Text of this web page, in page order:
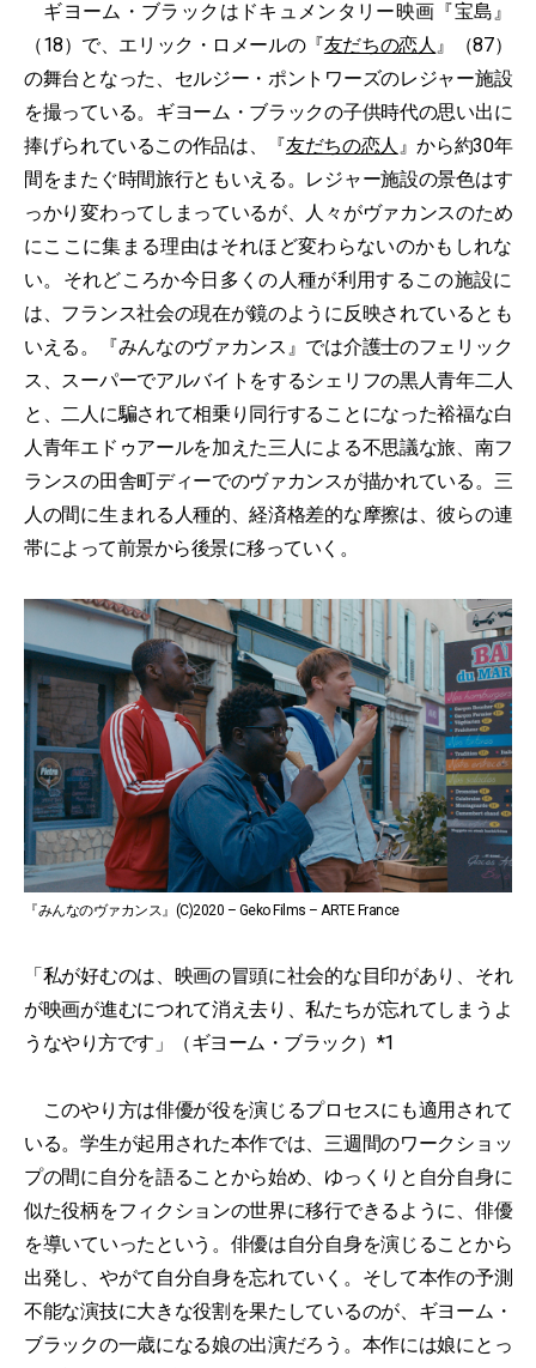
ギヨーム・ブラックはドキュメンタリー映画『宝島』
（18）で、エリック・ロメールの『友だちの恋人』（87）
の舞台となった、セルジー・ポントワーズのレジャー施設
を撮っている。ギヨーム・ブラックの子供時代の思い出に
捧げられているこの作品は、『友だちの恋人 』から約30年
間をまたぐ時間旅行ともいえる。レジャー施設の景色はす
っかり変わってしまっているが、人々がヴァカンスのため
にここに集まる理由はそれほど変わらないのかもしれな
い。それどころか今日多くの人種が利用するこの施設に
は、フランス社会の現在が鏡のように反映されているとも
いえる。『みんなのヴァカンス』では介護士のフェリック
ス、スーパーでアルバイトをするシェリフの黒人青年二人
と、二人に騙されて相乗り同行することになった裕福な白
人青年エドゥアールを加えた三人による不思議な旅、南フ
ランスの田舎町ディーでのヴァカンスが描かれている。三
人の間に生まれる人種的、経済格差的な摩擦は、彼らの連
帯によって前景から後景に移っていく。
『みんなのヴァカンス』(C)2020 – Geko Films – ARTE France
「私が好むのは、映画の冒頭に社会的な目印があり、それ
が映画が進むにつれて消え去り、私たちが忘れてしまうよ
うなやり方です」（ギヨーム・ブラック）*1
このやり方は俳優が役を演じるプロセスにも適用されて
いる。学生が起用された本作では、三週間のワークショッ
プの間に自分を語ることから始め、ゆっくりと自分自身に
似た役柄をフィクションの世界に移行できるように、俳優
を導いていったという。俳優は自分自身を演じることから
出発し、やがて自分自身を忘れていく。そして本作の予測
不能な演技に大きな役割を果たしているのが、ギヨーム・
ブラックの一歳になる娘の出演だろう。本作には娘にとっ